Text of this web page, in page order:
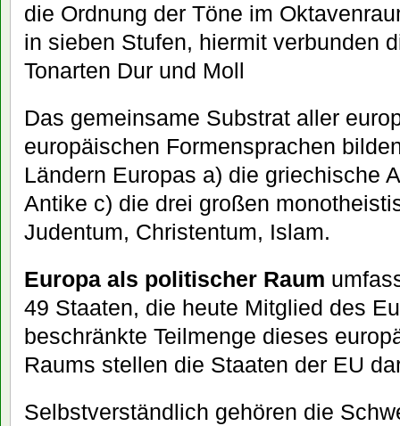
die Ordnung der Töne im
in sieben Stufen, hiermit verbunden
Tonarten Dur und Moll
Das gemeinsame Substrat aller
europäischen Formensprachen
Ländern Europas a) die griechische
Antike c) die drei großen
Judentum, Christentum, Islam.
Europa als politischer Raum
49 Staaten, die heute Mitglied des
beschränkte Teilmenge dieses
Raums stellen die Staaten der EU
Selbstverständlich gehören die